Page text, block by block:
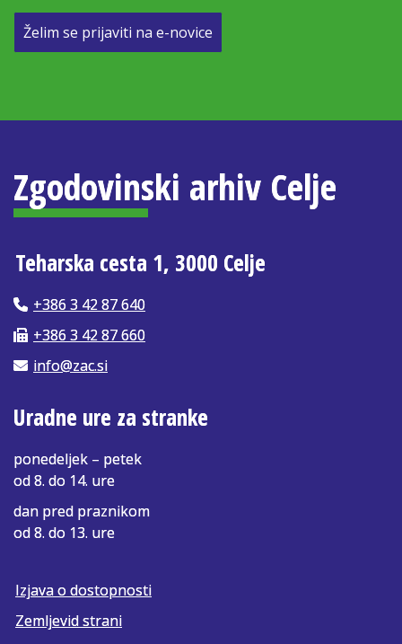
Želim se prijaviti na e-novice
Zgodovinski arhiv Celje
Teharska cesta 1, 3000 Celje
+386 3 42 87 640
+386 3 42 87 660
info@zac.si
Uradne ure za stranke
ponedeljek – petek
od 8. do 14. ure
dan pred praznikom
od 8. do 13. ure
Izjava o dostopnosti
Zemljevid strani